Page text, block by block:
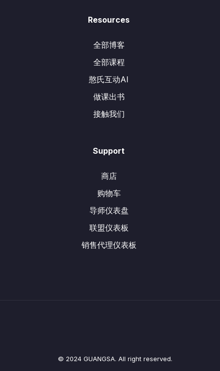
Resources
全部博客
全部课程
憨氏互动AI
做课出书
接触我们
Support
商店
购物车
导师仪表盘
联盟仪表板
销售代理仪表板
© 2024 GUANGSA. All right reserved.